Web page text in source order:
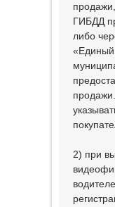
ГИБДД
либо
«Единый
2) при